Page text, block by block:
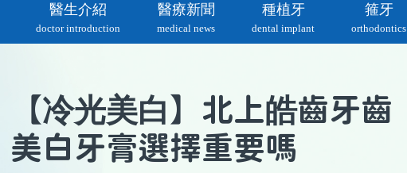
醫生介紹
doctor introduction
醫療新聞
medical news
種植牙
dental implant
箍牙
orthodontics
【冷光美白 】北上皓齒牙齒
美白牙膏選擇重要嗎